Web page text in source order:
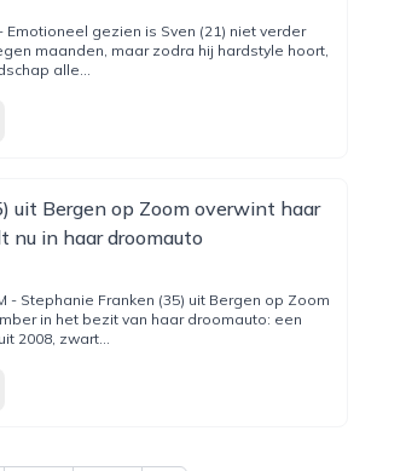
Emotioneel gezien is Sven (21) niet verder
maanden, maar zodra hij hardstyle hoort,
alle...
uit Bergen op Zoom overwint haar
nu in haar droomauto
- Stephanie Franken (35) uit Bergen op Zoom
in het bezit van haar droomauto: een
2008, zwart...